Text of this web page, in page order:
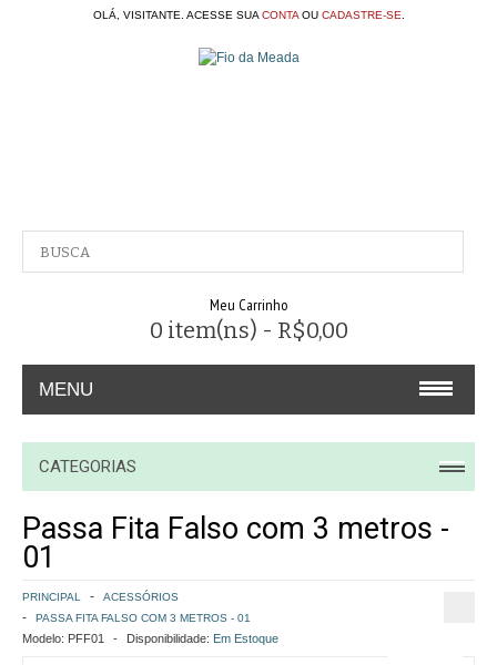
OLÁ, VISITANTE. ACESSE SUA CONTAOU CADASTRE-SE
Meu Carrinho
0 item(ns) - R$0,00
MENU
A EMPRESA
CONTATO
COMO COMPRAR
POLÍTICA DE FRETE GRÁTIS
SIMULAR FRETE
CATEGORIAS
Passa Fita Falso com 3 metros -
01
PRINCIPAL
ACESSÓRIOS
PASSA FITA FALSO COM 3 METROS - 01
Modelo: PFF01 Disponibilidade: Em Estoque